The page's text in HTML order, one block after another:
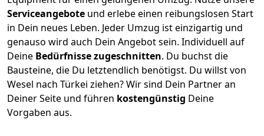
Serviceangebote und erlebe einen reibungslosen Start
in Dein neues Leben. Jeder Umzug ist einzigartig und
genauso wird auch Dein Angebot sein. Individuell auf
Deine Bedürfnisse zugeschnitten. Du buchst die
Bausteine, die Du letztendlich benötigst. Du willst von
Wesel nach Türkei ziehen? Wir sind Dein Partner an
Deiner Seite und führen kostengünstig Deine
Vorgaben aus.